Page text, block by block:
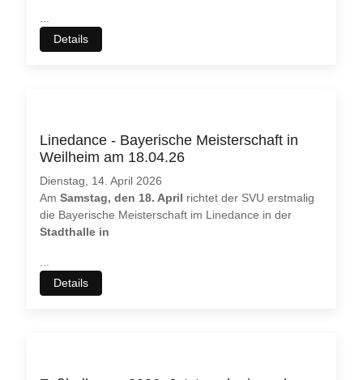
...
Details
Linedance - Bayerische Meisterschaft in
Weilheim am 18.04.26
Dienstag, 14. April 2026
AmSamstag, den 18. April richtet der SVU erstmalig
die Bayerische Meisterschaft im Linedance in der
Stadthalle in
...
Details